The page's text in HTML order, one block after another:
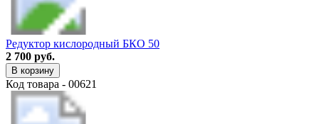
Редуктор кислородный БКО 50
2 700 руб.
В корзину
Код товара - 00621